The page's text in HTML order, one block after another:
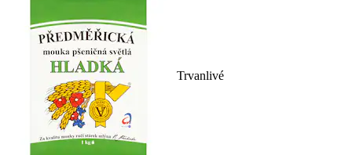
Trvanlivé